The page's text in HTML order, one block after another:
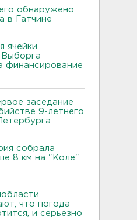
обнаружено
в Гатчине
ячейки
финансирование
заседание
9-летнего
собрала
8 км на "Коле"
что погода
и серьезно